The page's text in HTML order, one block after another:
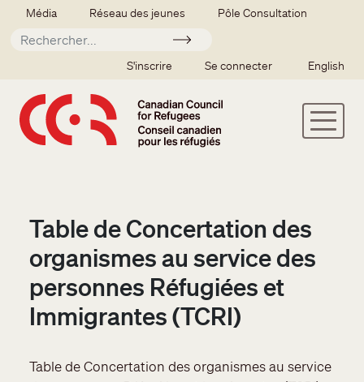
Aller au contenu principal
Secondary menu
Média Réseau des jeunes Pôle Consultation
Soumettre
SSO user menu
S'inscrire Se connecter English
Table de Concertation des
organismes au service des
personnes Réfugiées et
Immigrantes (TCRI)
Table de Concertation des organismes au service